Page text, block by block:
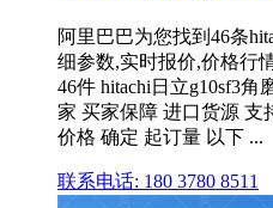
阿里巴巴为您找到46条
细参数,实时报价,价格行
46件 hitachi日立g10sf3
家 买家保障 进口货源 支
价格 确定 起订量 以下 ...
联系电话: 180 3780 8511